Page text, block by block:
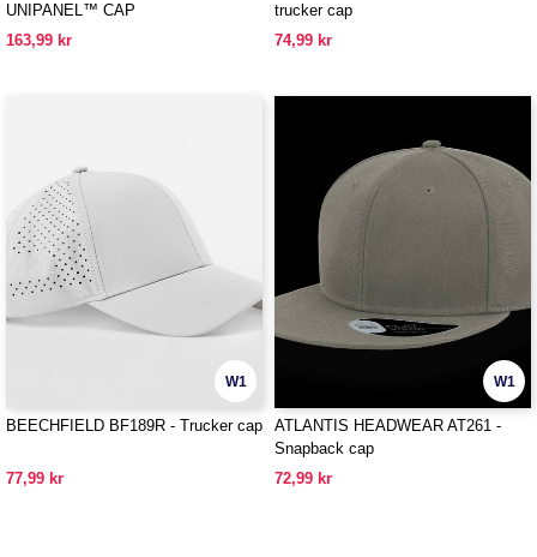
UNIPANEL™ CAP
163,99 kr
trucker cap
74,99 kr
W1
BEECHFIELD BF189R - Trucker cap
77,99 kr
W1
ATLANTIS HEADWEAR AT261 -
Snapback cap
72,99 kr